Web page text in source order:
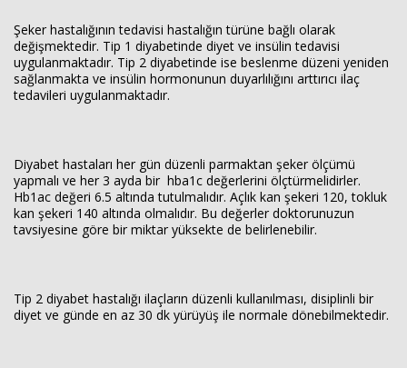
Şeker hastalığının tedavisi hastalığın türüne bağlı olarak
değişmektedir. Tip 1 diyabetinde diyet ve insülin tedavisi
uygulanmaktadır. Tip 2 diyabetinde ise beslenme düzeni yeniden
sağlanmakta ve insülin hormonunun duyarlılığını arttırıcı ilaç
tedavileri uygulanmaktadır.
Diyabet hastaları her gün düzenli parmaktan şeker ölçümü
yapmalı ve her 3 ayda bir hba1c değerlerini ölçtürmelidirler.
Hb1ac değeri 6.5 altında tutulmalıdır. Açlık kan şekeri 120, tokluk
kan şekeri 140 altında olmalıdır. Bu değerler doktorunuzun
tavsiyesine göre bir miktar yüksekte de belirlenebilir.
Tip 2 diyabet hastalığı ilaçların düzenli kullanılması, disiplinli bir
diyet ve günde en az 30 dk yürüyüş ile normale dönebilmektedir.